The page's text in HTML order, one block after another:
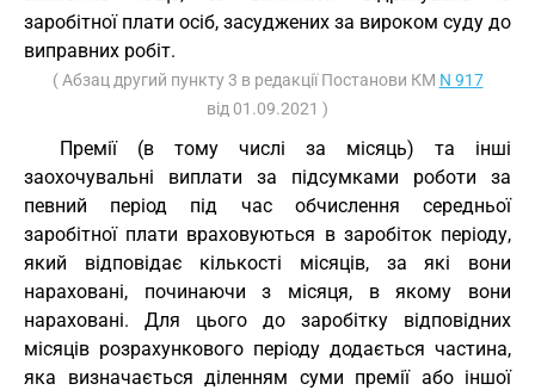
заробітної плати осіб, засуджених за вироком суду до
виправних робіт.
( Абзац другий пункту 3 в редакції Постанови КМ N 917
від 01.09.2021 )
Премії (в тому числі за місяць) та інші
заохочувальні виплати за підсумками роботи за
певний період під час обчислення середньої
заробітної плати враховуються в заробіток періоду,
який відповідає кількості місяців, за які вони
нараховані, починаючи з місяця, в якому вони
нараховані. Для цього до заробітку відповідних
місяців розрахункового періоду додається частина,
яка визначається діленням суми премії або іншої